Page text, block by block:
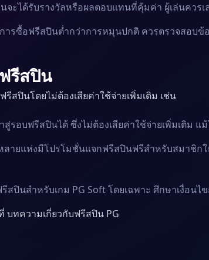
จะได้รับรางวัลหรือผลตอบแทนที่คุ้มค่า ผู้เล่นควร
การซื้อฟรีสปินต่ำกว่าการหมุนปกติ ควรตรวจสอบ
รีสปิน
สปินโดยไม่ต้องเสียค่าใช้จ่ายเพิ่มเติม เช่น
อบฟรีสปินได้ ซึ่งไม่ต้องเสียค่าใช้จ่ายเพิ่มเติม แ
ลายแห่งมีโปรโมชั่นแจกฟรีสปินฟรีสำหรับสมาชิก
สปินสำหรับเกม PG Soft โดยเฉพาะ ศึกษาเงื่อน
บทความเกี่ยวกับฟรีสปิน PG